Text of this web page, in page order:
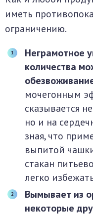
иметь
ограничению.
Неграмотное
количества
мочегонным
сказывается
но и на
зная, что
выпитой
стакан
легко
Вымывает из
некоторые